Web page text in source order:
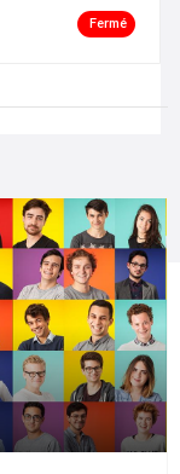
Fermé